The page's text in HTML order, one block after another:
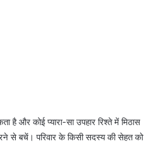
और कोई प्यारा-सा उपहार रिश्ते में मिठास
से बचें। परिवार के किसी सदस्य की सेहत को